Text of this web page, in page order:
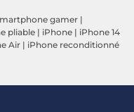
gamer |
pliable | iPhone | iPhone 14
Air | iPhone reconditionné